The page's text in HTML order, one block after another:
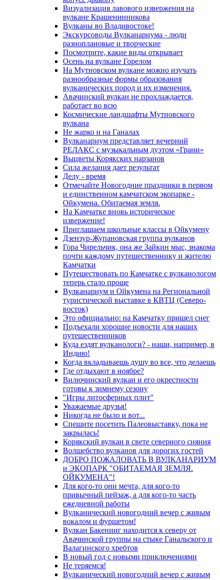
Визуализация лавового извержения на
вулкане Крашенинникова
Вулканы во Владивостоке!
Экскурсоводы Вулканариума - люди
разноплановые и творческие
Посмотрите, какие виды открывает
Осень на вулкане Горелом
На Мутновском вулкане можно изучать
разнообразные формы образования
вулканических пород и их изменения.
Авачинский вулкан не прохлаждается,
работает во всю
Космические ландшафты Мутновского
вулкана
Не жарко и на Ганалах
Вулканариум представляет вечерний
РЕЛАКС с музыкальным дуэтом «Грани»
Выцветы Корякских нарзанов
Сила желания дает результат
Делу - время
Отмечайте Новогодние праздники в первом
и единственном камчатском экопарке -
Ойкумена. Обитаемая земля.
На Камчатке вновь историческое
извержение!
Приглашаем школьные классы в Ойкумену
Дзензур-Жупановская группа вулканов
Гора Чирельчик, она же Зайкин мыс, знакома
почти каждому путешественнику и жителю
Камчатки
Путешествовать по Камчатке с вулканологом
теперь стало проще
Вулканариум и Ойкумена на Региональной
туристической выставке в КВТЦ (Северо-
восток)
Это официально: на Камчатку пришел снег
Подъехали хорошие новости для наших
путешественников
Куда ездят вулканологи? - наши, например, в
Индию!
Когда вкладываешь душу во все, что делаешь
Где отдыхают в ноябре?
Вилючинский вулкан и его окрестности
готовы к зимнему сезону
"Игры литосферных плит"
Уважаемые друзья!
Никогда не было и вот...
Спешите посетить Палеовыставку, пока не
закрылась!
Корякский вулкан в свете северного сияния
Волшебство вулканов для дорогих гостей
ДОБРО ПОЖАЛОВАТЬ В ВУЛКАНАРИУМ
и ЭКОПАРК "ОБИТАЕМАЯ ЗЕМЛЯ.
ОЙКУМЕНА"!
Для кого-то они мечта, для кого-то
привычный пейзаж, а для кого-то часть
ежедневной работы
Вулканический новогодний вечер с живым
вокалом и фуршетом!
Вулкан Бакенинг находится к северу от
Авачинской группы на стыке Ганальского и
Валагинского хребтов
В новый год с новыми приключениями
Не теряемся!
Вулканический новогодний вечер с живым